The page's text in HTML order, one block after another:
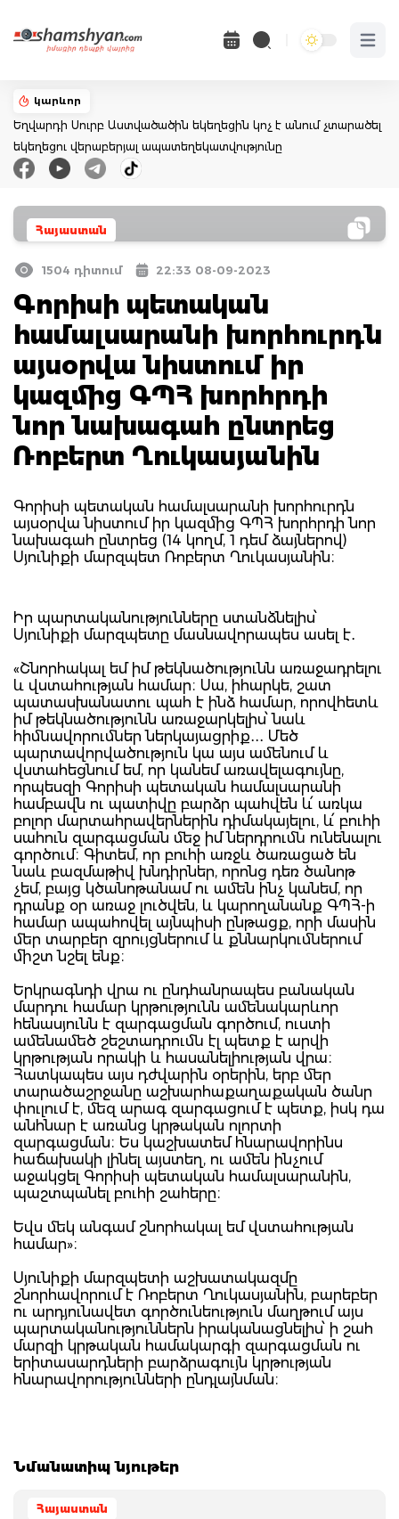
Open
կարևոր
Եղվարդի Սուրբ Աստվածածին եկեղեցին կոչ է անում չտարածել
եկեղեցու վերաբերյալ ապատեղեկատվությունը
Հայաստան
1504 դիտում 22:33 08-09-2023
Գորիսի պետական
համալսարանի խորհուրդն
այսօրվա նիստում իր
կազմից ԳՊՀ խորհրդի
նոր նախագահ ընտրեց
Ռոբերտ Ղուկասյանին
Գորիսի պետական համալսարանի խորհուրդն
այսօրվա նիստում իր կազմից ԳՊՀ խորհրդի նոր
նախագահ ընտրեց (14 կողմ, 1 դեմ ձայներով)
Սյունիքի մարզպետ Ռոբերտ Ղուկասյանին։
Իր պարտականությունները ստանձնելիս՝
Սյունիքի մարզպետը մասնավորապես ասել է․
«Շնորհակալ եմ իմ թեկնածությունն առաջադրելու
և վստահության համար։ Սա, իհարկե, շատ
պատասխանատու պահ է ինձ համար, որովհետև
իմ թեկնածությունն առաջարկելիս՝ նաև
հիմնավորումներ ներկայացրիք․․․ Մեծ
պարտավորվածություն կա այս ամենում և
վստահեցնում եմ, որ կանեմ առավելագույնը,
որպեսզի Գորիսի պետական համալսարանի
համբավն ու պատիվը բարձր պահվեն և՛ առկա
բոլոր մարտահրավերներին դիմակայելու, և՛ բուհի
սահուն զարգացման մեջ իմ ներդրումն ունենալու
գործում։ Գիտեմ, որ բուհի առջև ծառացած են
նաև բազմաթիվ խնդիրներ, որոնց դեռ ծանոթ
չեմ, բայց կծանոթանամ ու ամեն ինչ կանեմ, որ
դրանք օր առաջ լուծվեն, և կարողանանք ԳՊՀ-ի
համար ապահովել այնպիսի ընթացք, որի մասին
մեր տարբեր զրույցներում և քննարկումներում
միշտ նշել ենք։
Երկրագնդի վրա ու ընդհանրապես բանական
մարդու համար կրթությունն ամենակարևոր
հենասյունն է զարգացման գործում, ուստի
ամենամեծ շեշտադրումն էլ պետք է արվի
կրթության որակի և հասանելիության վրա։
Հատկապես այս դժվարին օրերին, երբ մեր
տարածաշրջանը աշխարհաքաղաքական ծանր
փուլում է, մեզ արագ զարգացում է պետք, իսկ դա
անհնար է առանց կրթական ոլորտի
զարգացման։ Ես կաշխատեմ հնարավորինս
հաճախակի լինել այստեղ, ու ամեն ինչում
աջակցել Գորիսի պետական համալսարանին,
պաշտպանել բուհի շահերը։
Եվս մեկ անգամ շնորհակալ եմ վստահության
համար»։
Սյունիքի մարզպետի աշխատակազմը
շնորհավորում է Ռոբերտ Ղուկասյանին, բարեբեր
ու արդյունավետ գործունեություն մաղթում այս
պարտականություններն իրականացնելիս՝ ի շահ
մարզի կրթական համակարգի զարգացման ու
երիտասարդների բարձրագույն կրթության
հնարավորությունների ընդլայնման։
Նմանատիպ նյութեր
Հայաստան